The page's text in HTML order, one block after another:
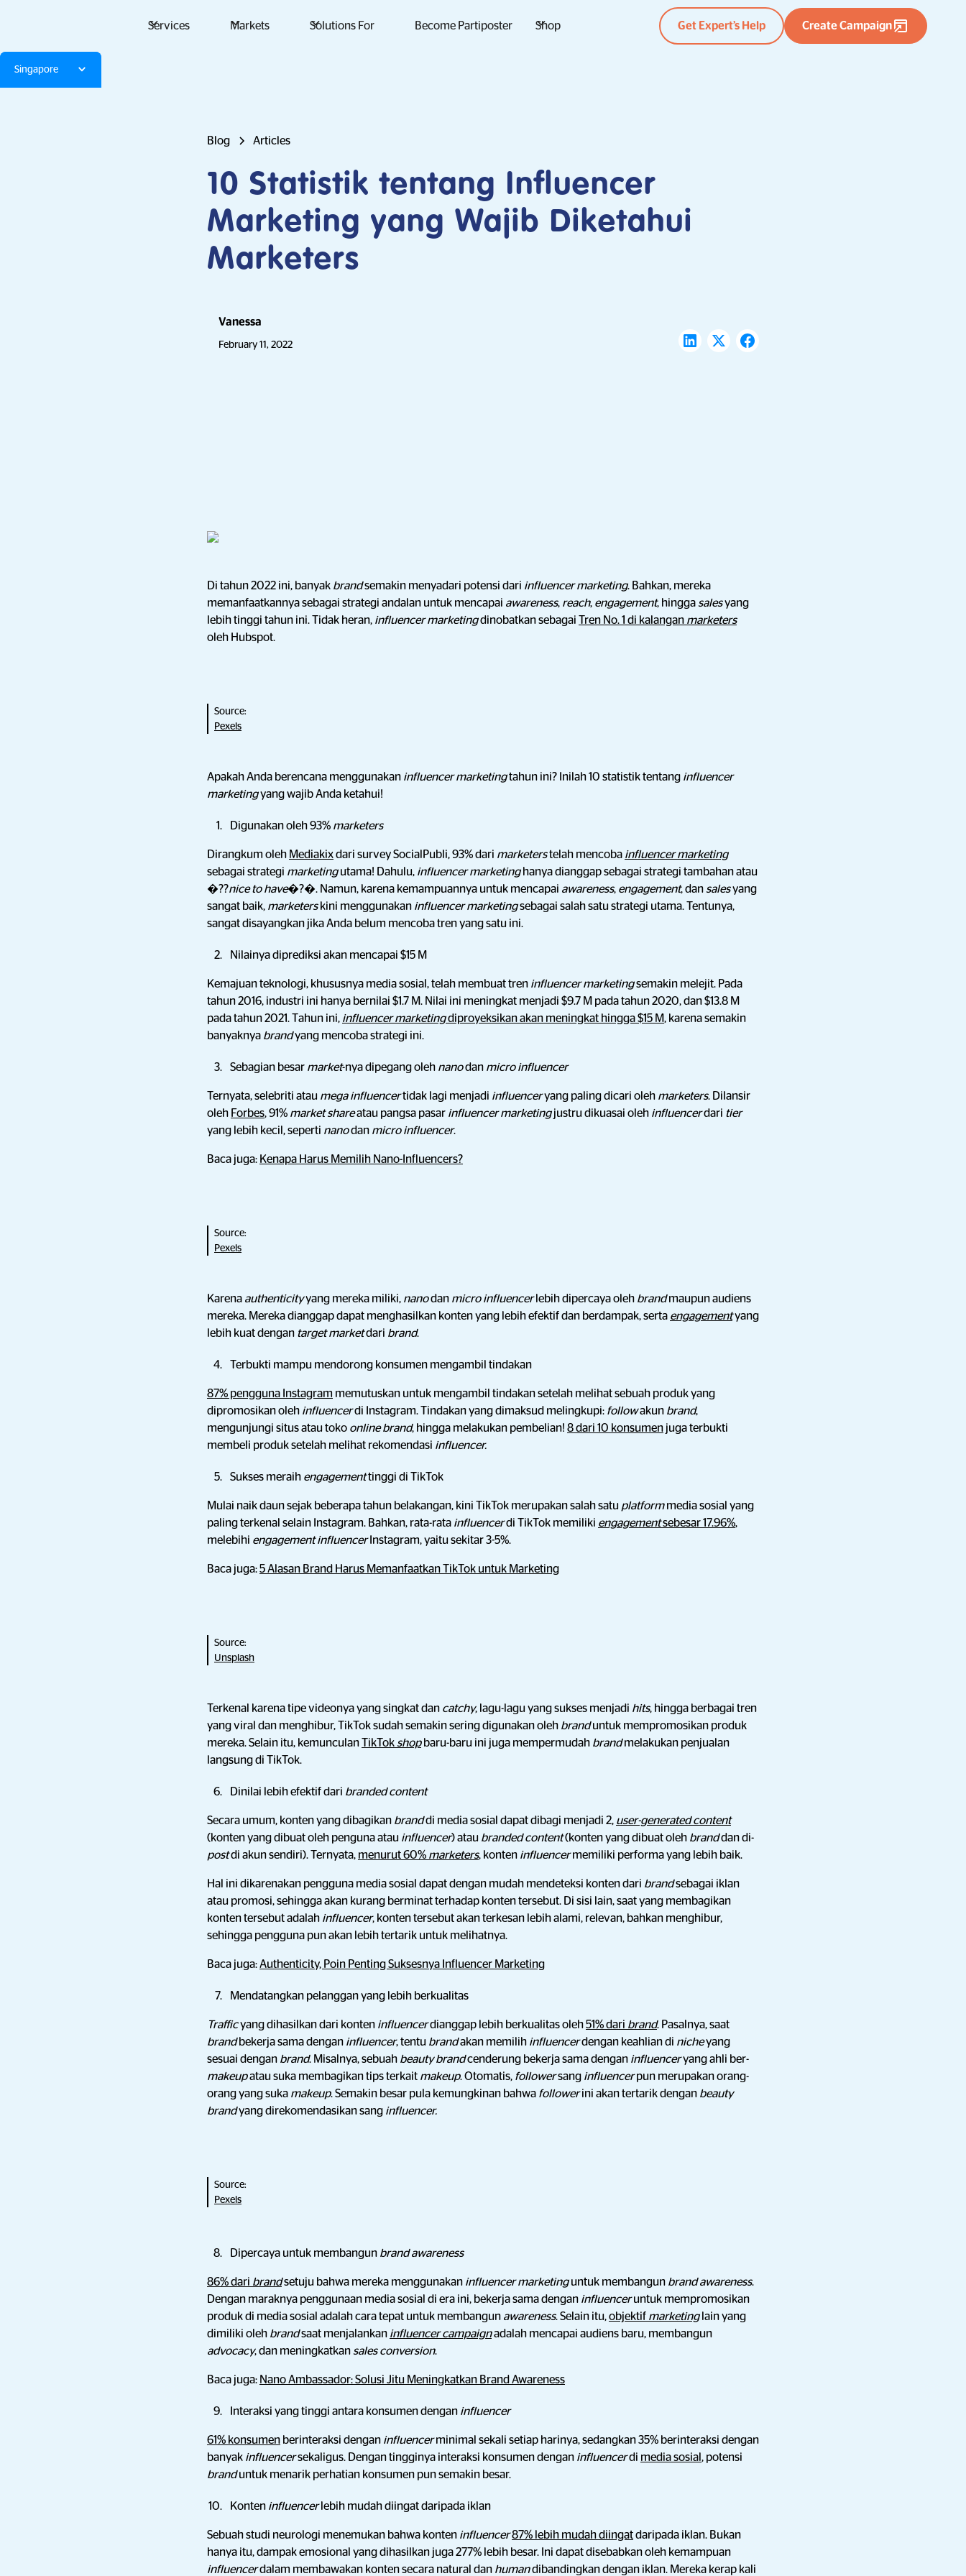
Services Markets Solutions For Become Partiposter Shop Get Expert’s Help Create Campaign
Singapore
Blog Articles
10 Statistik tentang Influencer
Marketing yang Wajib Diketahui
Marketers
Vanessa
February 11, 2022
Di tahun 2022 ini, banyak brandsemakin menyadari potensi dari influencer marketing. Bahkan, mereka
memanfaatkannya sebagai strategi andalan untuk mencapai awareness, reach, engagement, hingga salesyang
lebih tinggi tahun ini. Tidak heran, influencer marketingdinobatkan sebagai Tren No. 1 di kalangan marketers
oleh Hubspot.
Source:
Pexels
Apakah Anda berencana menggunakan influencer marketingtahun ini? Inilah 10 statistik tentang influencer
marketingyang wajib Anda ketahui!
Digunakan oleh 93% marketers
Dirangkum oleh Mediakixdari survey SocialPubli, 93% dari marketerstelah mencoba influencer marketing
sebagai strategi marketingutama! Dahulu, influencer marketing hanya dianggap sebagai strategi tambahan atau
�??nice to have�?�. Namun, karena kemampuannya untuk mencapai awareness, engagement, dan salesyang
sangat baik, marketers kini menggunakan influencer marketingsebagai salah satu strategi utama. Tentunya,
sangat disayangkan jika Anda belum mencoba tren yang satu ini.
Nilainya diprediksi akan mencapai $15 M
Kemajuan teknologi, khususnya media sosial, telah membuat tren influencer marketingsemakin melejit. Pada
tahun 2016, industri ini hanya bernilai $1.7 M. Nilai ini meningkat menjadi $9.7 M pada tahun 2020, dan $13.8 M
pada tahun 2021. Tahun ini, influencer marketingdiproyeksikan akan meningkat hingga $15 M, karena semakin
banyaknya brandyang mencoba strategi ini.
Sebagian besar market-nya dipegang oleh nanodan micro influencer
Ternyata, selebriti atau mega influencertidak lagi menjadi influenceryang paling dicari oleh marketers. Dilansir
oleh Forbes, 91% market shareatau pangsa pasar influencer marketingjustru dikuasai oleh influencerdari tier
yang lebih kecil, seperti nanodan micro influencer.
Baca juga: Kenapa Harus Memilih Nano-Influencers?
Source:
Pexels
Karena authenticityyang mereka miliki, nanodan micro influencer lebih dipercaya oleh brandmaupun audiens
mereka. Mereka dianggap dapat menghasilkan konten yang lebih efektif dan berdampak, serta engagementyang
lebih kuat dengan target marketdari brand.
Terbukti mampu mendorong konsumen mengambil tindakan
87% pengguna Instagram memutuskan untuk mengambil tindakan setelah melihat sebuah produk yang
dipromosikan oleh influencerdi Instagram. Tindakan yang dimaksud melingkupi: followakun brand,
mengunjungi situs atau toko online brand, hingga melakukan pembelian! 8 dari 10 konsumen juga terbukti
membeli produk setelah melihat rekomendasi influencer.
Sukses meraih engagementtinggi di TikTok
Mulai naik daun sejak beberapa tahun belakangan, kini TikTok merupakan salah satu platformmedia sosial yang
paling terkenal selain Instagram. Bahkan, rata-rata influencerdi TikTok memiliki engagementsebesar 17.96%,
melebihi engagement influencer Instagram, yaitu sekitar 3-5%.
Baca juga:5 Alasan Brand Harus Memanfaatkan TikTok untuk Marketing
Source:
Unsplash
Terkenal karena tipe videonya yang singkat dan catchy, lagu-lagu yang sukses menjadi hits, hingga berbagai tren
yang viral dan menghibur, TikTok sudah semakin sering digunakan oleh branduntuk mempromosikan produk
mereka. Selain itu, kemunculan TikTok shop baru-baru ini juga mempermudah brandmelakukan penjualan
langsung di TikTok.
Dinilai lebih efektif dari branded content
Secara umum, konten yang dibagikan branddi media sosial dapat dibagi menjadi 2, user-generated content
(konten yang dibuat oleh penguna atau influencer) atau branded content(konten yang dibuat oleh branddan di-
postdi akun sendiri). Ternyata, menurut 60% marketers, konten influencermemiliki performa yang lebih baik.
Hal ini dikarenakan pengguna media sosial dapat dengan mudah mendeteksi konten dari brandsebagai iklan
atau promosi, sehingga akan kurang berminat terhadap konten tersebut. Di sisi lain, saat yang membagikan
konten tersebut adalah influencer, konten tersebut akan terkesan lebih alami, relevan, bahkan menghibur,
sehingga pengguna pun akan lebih tertarik untuk melihatnya.
Baca juga:Authenticity, Poin Penting Suksesnya Influencer Marketing
Mendatangkan pelanggan yang lebih berkualitas
Trafficyang dihasilkan dari konten influencerdianggap lebih berkualitas oleh51% dari brand. Pasalnya, saat
brandbekerja sama dengan influencer, tentu brandakan memilih influencerdengan keahlian di nicheyang
sesuai dengan brand. Misalnya, sebuah beauty brandcenderung bekerja sama dengan influenceryang ahli ber-
makeupatau suka membagikan tips terkait makeup. Otomatis, followersang influencerpun merupakan orang-
orang yang suka makeup. Semakin besar pula kemungkinan bahwa followerini akan tertarik dengan beauty
brandyang direkomendasikan sang influencer.
Source:
Pexels
Dipercaya untuk membangun brand awareness
86% dari brandsetuju bahwa mereka menggunakan influencer marketinguntuk membangun brand awareness.
Dengan maraknya penggunaan media sosial di era ini, bekerja sama dengan influenceruntuk mempromosikan
produk di media sosial adalah cara tepat untuk membangun awareness. Selain itu,objektif marketing lain yang
dimiliki oleh brandsaat menjalankan influencer campaignadalah mencapai audiens baru, membangun
advocacy, dan meningkatkan sales conversion.
Baca juga: Nano Ambassador: Solusi Jitu Meningkatkan Brand Awareness
Interaksi yang tinggi antara konsumen dengan influencer
61% konsumen berinteraksi dengan influencerminimal sekali setiap harinya, sedangkan 35% berinteraksi dengan
banyak influencersekaligus. Dengan tingginya interaksi konsumen dengan influencerdi media sosial , potensi
branduntuk menarik perhatian konsumen pun semakin besar.
Konten influencer lebih mudah diingat daripada iklan
Sebuah studi neurologi menemukan bahwa konten influencer87% lebih mudah diingatdaripada iklan. Bukan
hanya itu, dampak emosional yang dihasilkan juga 277% lebih besar. Ini dapat disebabkan oleh kemampuan
influencerdalam membawakan konten secara natural dan humandibandingkan dengan iklan. Mereka kerap kali